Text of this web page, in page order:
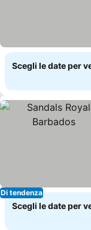
Scegli le date per
Di tendenza
Scegli le date per